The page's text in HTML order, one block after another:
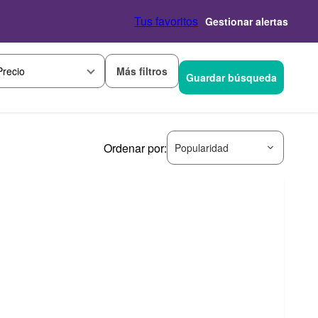
Tus favoritos Gestionar alertas
Más filtros Guardar búsqueda
Ordenar por: Popularidad